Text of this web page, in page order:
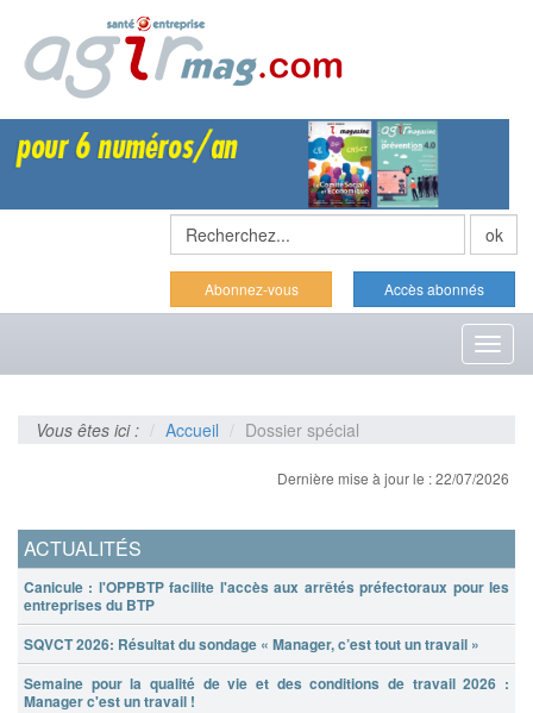
Abonnez-vous Accès abonnés
Vous êtes ici : Accueil Dossier spécial
Dernière mise à jour le : 22/07/2026
ACTUALITÉS
Canicule : l'OPPBTP facilite l'accès aux arrêtés préfectoraux pour les
entreprises du BTP
SQVCT 2026: Résultat du sondage « Manager, c’est tout un travail »
Semaine pour la qualité de vie et des conditions de travail 2026 :
Manager c'est un travail !